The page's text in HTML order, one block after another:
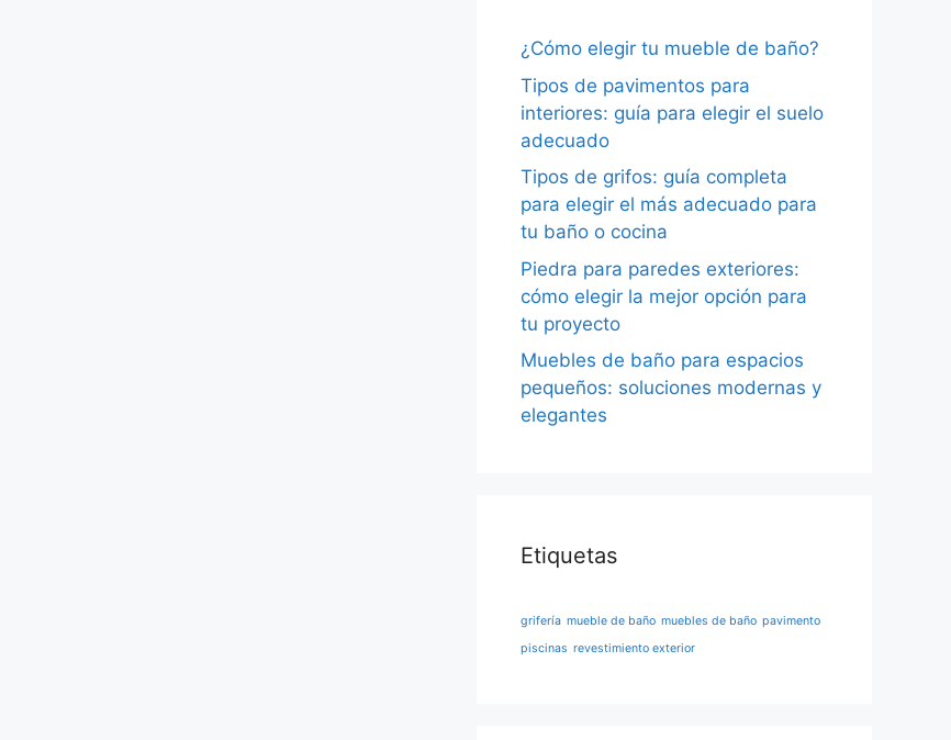
¿Cómo elegir tu mueble de baño?
Tipos de pavimentos para
interiores: guía para elegir el suelo
adecuado
Tipos de grifos: guía completa
para elegir el más adecuado para
tu baño o cocina
Piedra para paredes exteriores:
cómo elegir la mejor opción para
tu proyecto
Muebles de baño para espacios
pequeños: soluciones modernas y
elegantes
Etiquetas
grifería mueble de baño muebles de baño pavimento
piscinas revestimiento exterior